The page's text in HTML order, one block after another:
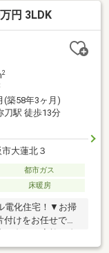
円 3LDK
2
(築58年3ヶ月)
刀駅 徒歩13分
大蓮北３
都市ガス
床暖房
電化住宅！▼お掃
けをお任せでき
冬でも家族が自
ニー有り！▼雨の